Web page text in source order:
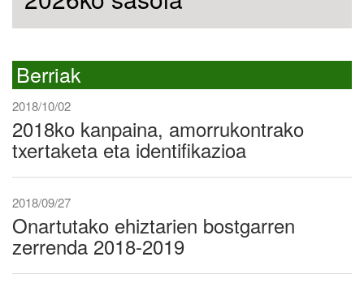
Berriak
2018/10/02
2018ko kanpaina, amorrukontrako
txertaketa eta identifikazioa
2018/09/27
Onartutako ehiztarien bostgarren
zerrenda 2018-2019